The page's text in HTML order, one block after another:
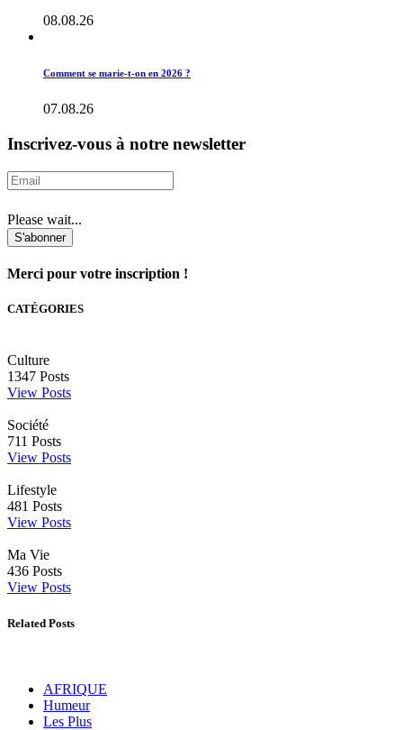
08.08.26
Comment se marie-t-on en 2026 ?
07.08.26
Inscrivez-vous à notre newsletter
Please wait...
S'abonner
Merci pour votre inscription !
CATÉGORIES
Culture
1347 Posts
View Posts
Société
711 Posts
View Posts
Lifestyle
481 Posts
View Posts
Ma Vie
436 Posts
View Posts
Related Posts
AFRIQUE
Humeur
Les Plus